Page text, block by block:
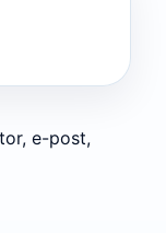
e-post,